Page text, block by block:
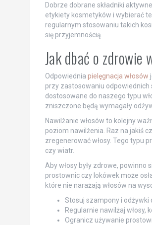
Dobrze dobrane składniki
etykiety kosmetyków i wybierać
regularnym stosowaniu takich
się przyjemnością.
Jak dbać o zdrowie
Odpowiednia pielęgnacja włosów
przy zastosowaniu odpowiednich
dostosowane do naszego typu
zniszczone będą wymagały
Nawilżanie włosów to kolejny
poziom nawilżenia. Raz na jakiś
zregenerować włosy. Tego typu
czy wiatr.
Aby włosy były zdrowe,
prostownic czy lokówek może
które nie narażają włosów na
Stosuj szampony i odżywki
Regularnie nawilżaj włosy,
Ogranicz używanie